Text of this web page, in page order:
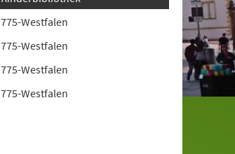
775-Westfalen
775-Westfalen
775-Westfalen
775-Westfalen